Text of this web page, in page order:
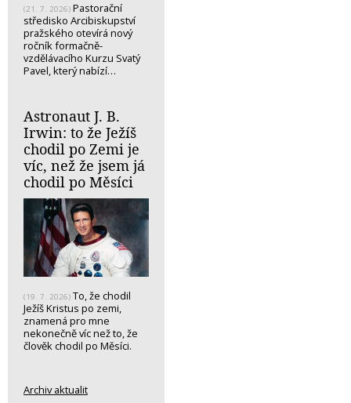
(21. 7. 2026) Pastorační
středisko Arcibiskupství
pražského otevírá nový
ročník formačně-
vzdělávacího Kurzu Svatý
Pavel, který nabízí…
Astronaut J. B.
Irwin: to že Ježíš
chodil po Zemi je
víc, než že jsem já
chodil po Měsíci
(19. 7. 2026) To, že chodil
Ježíš Kristus po zemi,
znamená pro mne
nekonečně víc než to, že
člověk chodil po Měsíci.
Archiv aktualit